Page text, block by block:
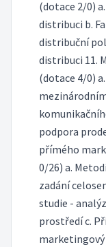
(dotace 2/0)
distribuci b.
distribuční
distribuci 11.
(dotace 4/0)
podpora
přímého
0/26) a.
zadání
studie -
prostředí c.
marketingový